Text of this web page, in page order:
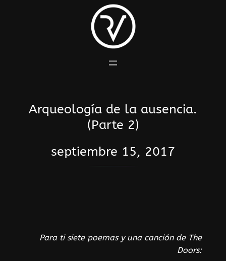
Arqueología de la ausencia.
(Parte 2)
septiembre 15, 2017
Para ti siete poemas y una canción de The
Doors: